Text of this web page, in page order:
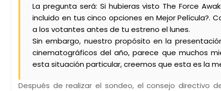
La pregunta será: Si hubieras visto The Force
incluido en tus cinco opciones en Mejor Película?.
a los votantes antes de tu estreno el lunes.
Sin embargo, nuestro propósito en la
cinematográficos del año, parece que muchos
esta situación particular, creemos que esta es la
Después de realizar el sondeo, el consejo directivo